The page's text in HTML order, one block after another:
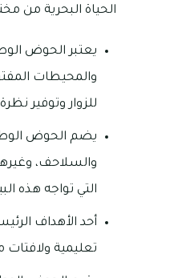
الحياة البحرية من
يعتبر الحوض
والمحيطات
للزوار وتوفير
يضم الحوض
والسلاحف،
التي تواجه هذه
أحد الأهداف
تعليمية ولافتات